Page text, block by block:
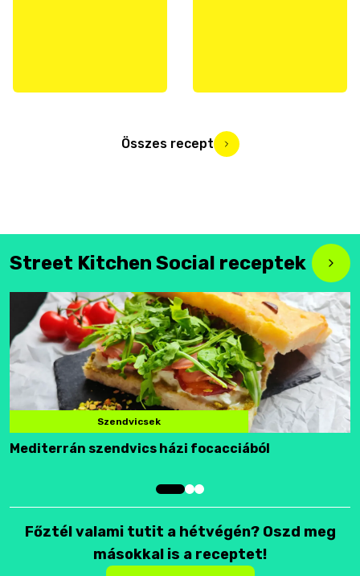
Összes recept
Street Kitchen Social receptek
Szendvicsek
Mediterrán szendvics házi focacciából
Főztél valami tutit a hétvégén? Oszd meg
másokkal is a receptet!